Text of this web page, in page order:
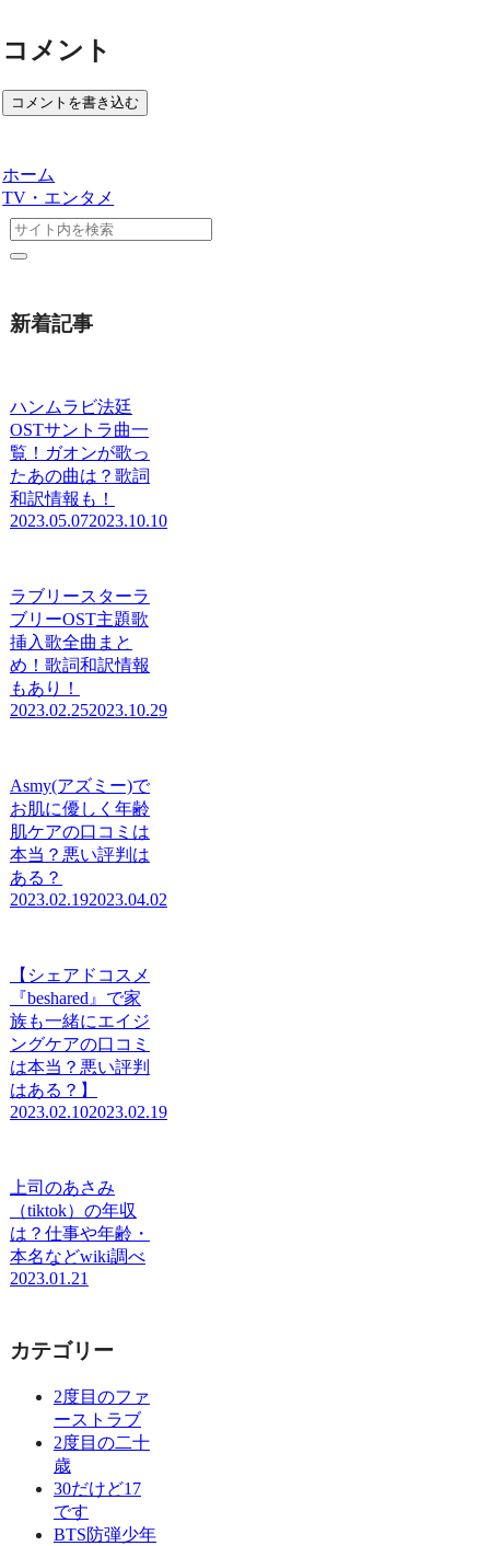
コメント
コメントを書き込む
ホーム
TV・エンタメ
新着記事
ハンムラビ法廷
OSTサントラ曲一
覧！ガオンが歌っ
たあの曲は？歌詞
和訳情報も！
2023.05.072023.10.10
ラブリースターラ
ブリーOST主題歌
挿入歌全曲まと
め！歌詞和訳情報
もあり！
2023.02.252023.10.29
Asmy(アズミー)で
お肌に優しく年齢
肌ケアの口コミは
本当？悪い評判は
ある？
2023.02.192023.04.02
【シェアドコスメ
『beshared』で家
族も一緒にエイジ
ングケアの口コミ
は本当？悪い評判
はある？】
2023.02.102023.02.19
上司のあさみ
（tiktok）の年収
は？仕事や年齢・
本名などwiki調べ
2023.01.21
カテゴリー
2度目のファ
ーストラブ
2度目の二十
歳
30だけど17
です
BTS防弾少年